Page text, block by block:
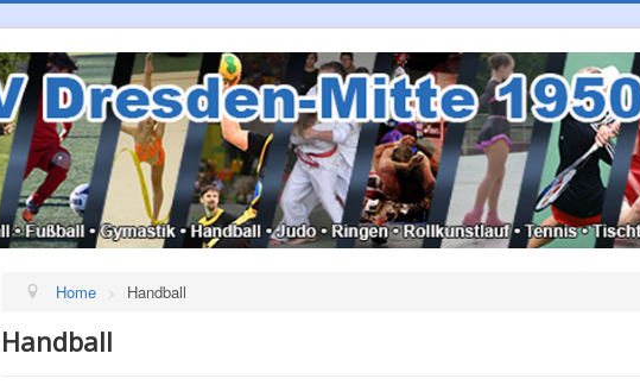
Home > Handball
Handball